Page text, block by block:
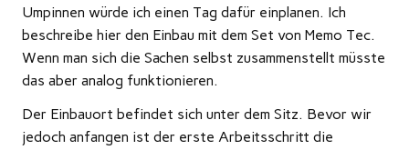
Umpinnen würde ich einen Tag dafür einplanen. Ich
beschreibe hier den Einbau mit dem Set von Memo Tec.
Wenn man sich die Sachen selbst zusammenstellt müsste
das aber analog funktionieren.
Der Einbauort befindet sich unter dem Sitz. Bevor wir
jedoch anfangen ist der erste Arbeitsschritt die